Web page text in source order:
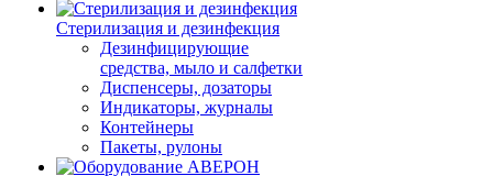
Стерилизация и дезинфекция
Дезинфицирующие
средства, мыло и салфетки
Диспенсеры, дозаторы
Индикаторы, журналы
Контейнеры
Пакеты, рулоны